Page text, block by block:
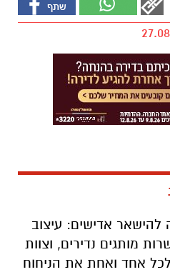
אדישים: עיצוב
מותגים נדירים, וצוות
אחד ואחת את הניחוח